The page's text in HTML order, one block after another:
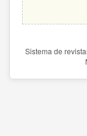
Sistema de